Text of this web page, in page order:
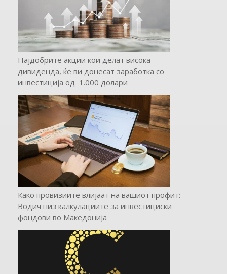
Најдобрите акции кои делат висока
дивиденда, ќе ви донесат заработка со
инвестиција од 1.000 долари
Како провизиите влијаат на вашиот профит:
Водич низ калкулациите за инвестициски
фондови во Mакедонија